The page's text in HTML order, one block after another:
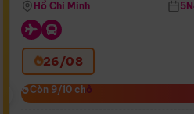
Hồ Chí Minh
26/08
Còn 9/10 chỗ
Còn 9/10 chỗ